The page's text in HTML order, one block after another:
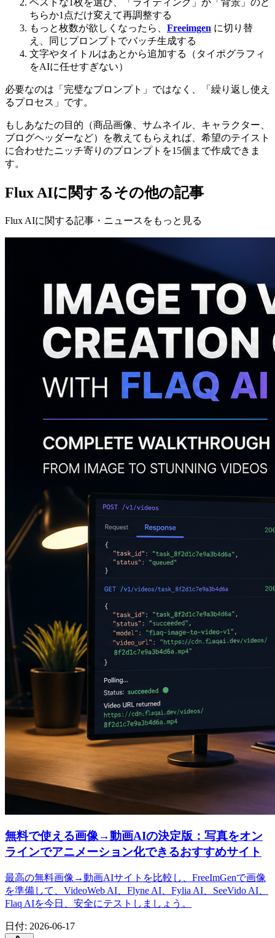
ちらか1点だけ変えて再調整する
もっと枚数が欲しくなったら、 Freeimgen に切り替
え、同じプロンプトでバッチ生成する
文字やタイトルはあとから追加する（タイポグラフィ
をAIに任せすぎない）
必要なのは「完璧なプロンプト」ではなく、「繰り返し使え
るプロセス」です。
もしあなたの目的（商品画像、サムネイル、キャラクター、
ブログヘッダーなど）を教えてもらえれば、希望のテイスト
に合わせたニッチ寄りのプロンプトを15個まで作成できま
す。
Flux AIに関するその他の記事
Flux AIに関する記事・ニュースをもっと見る
無料で使える画像→動画AIの決定版：写真をオン
ラインでアニメーション化できるおすすめサイト
最高の無料画像→動画AIサイトを比較し、FreeImGenで画像
を準備して、VideoWeb AI、Flyne AI、Fylia AI、SeeVido AI、
Flaq AIを今日、安全にテストしましょう。
日付: 2026-06-17